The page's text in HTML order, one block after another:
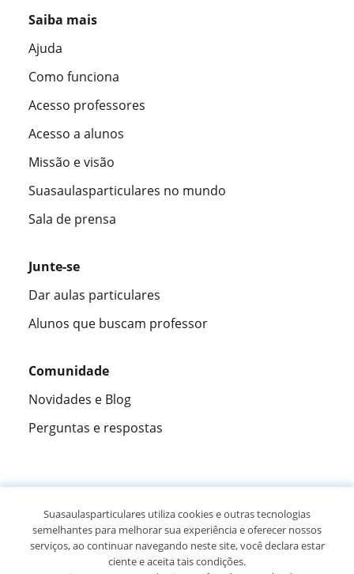
Saiba mais
Ajuda
Como funciona
Acesso professores
Acesso a alunos
Missão e visão
Suasaulasparticulares no mundo
Sala de prensa
Junte-se
Dar aulas particulares
Alunos que buscam professor
Comunidade
Novidades e Blog
Perguntas e respostas
305915opiniões de alunos
Suasaulasparticulares utiliza cookies e outras tecnologias
semelhantes para melhorar sua experiência e oferecer nossos
serviços, ao continuar navegando neste site, você declara estar
ciente e aceita tais condições.